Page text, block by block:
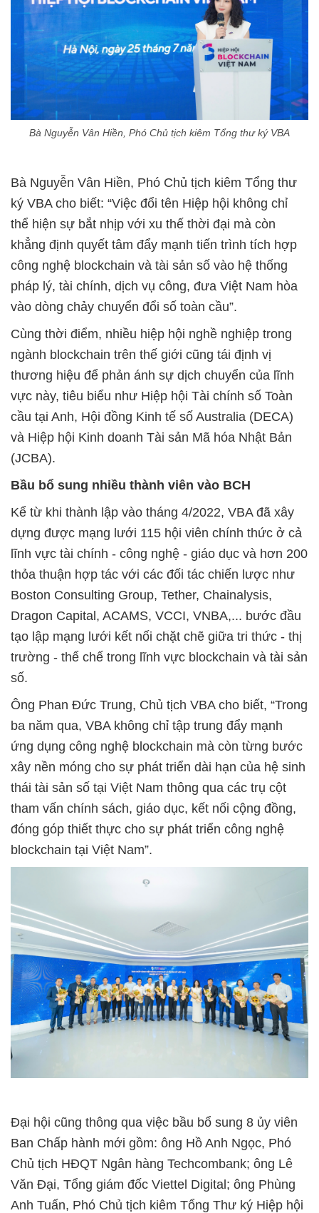
Bà Nguyễn Vân Hiền, Phó Chủ tịch kiêm Tổng thư ký VBA
Bà Nguyễn Vân Hiền, Phó Chủ tịch kiêm Tổng thư
ký VBA cho biết: “Việc đổi tên Hiệp hội không chỉ
thể hiện sự bắt nhịp với xu thế thời đại mà còn
khẳng định quyết tâm đẩy mạnh tiến trình tích hợp
công nghệ blockchain và tài sản số vào hệ thống
pháp lý, tài chính, dịch vụ công, đưa Việt Nam hòa
vào dòng chảy chuyển đổi số toàn cầu”.
Cùng thời điểm, nhiều hiệp hội nghề nghiệp trong
ngành blockchain trên thế giới cũng tái định vị
thương hiệu để phản ánh sự dịch chuyển của lĩnh
vực này, tiêu biểu như Hiệp hội Tài chính số Toàn
cầu tại Anh, Hội đồng Kinh tế số Australia (DECA)
và Hiệp hội Kinh doanh Tài sản Mã hóa Nhật Bản
(JCBA).
Bầu bổ sung nhiều thành viên vào BCH
Kể từ khi thành lập vào tháng 4/2022, VBA đã xây
dựng được mạng lưới 115 hội viên chính thức ở cả
lĩnh vực tài chính - công nghệ - giáo dục và hơn 200
thỏa thuận hợp tác với các đối tác chiến lược như
Boston Consulting Group, Tether, Chainalysis,
Dragon Capital, ACAMS, VCCI, VNBA,... bước đầu
tạo lập mạng lưới kết nối chặt chẽ giữa tri thức - thị
trường - thể chế trong lĩnh vực blockchain và tài sản
số.
Ông Phan Đức Trung, Chủ tịch VBA cho biết, “Trong
ba năm qua, VBA không chỉ tập trung đẩy mạnh
ứng dụng công nghệ blockchain mà còn từng bước
xây nền móng cho sự phát triển dài hạn của hệ sinh
thái tài sản số tại Việt Nam thông qua các trụ cột
tham vấn chính sách, giáo dục, kết nối cộng đồng,
đóng góp thiết thực cho sự phát triển công nghệ
blockchain tại Việt Nam”.
Đại hội cũng thông qua việc bầu bổ sung 8 ủy viên
Ban Chấp hành mới gồm: ông Hồ Anh Ngọc, Phó
Chủ tịch HĐQT Ngân hàng Techcombank; ông Lê
Văn Đại, Tổng giám đốc Viettel Digital; ông Phùng
Anh Tuấn, Phó Chủ tịch kiêm Tổng Thư ký Hiệp hội